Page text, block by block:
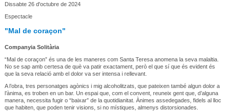
Dissabte 26 d'octubre de 2024
Espectacle
"Mal de coraçon"
Companyia Solitària
“Mal de coraçon” és una de les maneres com Santa Teresa anomena la seva malaltia.
No se sap amb certesa de què va patir exactament, però el que sí que és evident és
que la seva relació amb el dolor va ser intensa i rellevant.
A l’obra, tres personatges agònics i mig alcoholitzats, que pateixen també algun dolor a
l’ànima, es troben en un bar. Un espai que, com el convent, reuneix gent que, d’alguna
manera, necessita fugir o “baixar” de la quotidianitat. Ànimes assedegades, fidels al lloc
que habiten, que poden tenir visions, si no místiques, almenys distorsionades.